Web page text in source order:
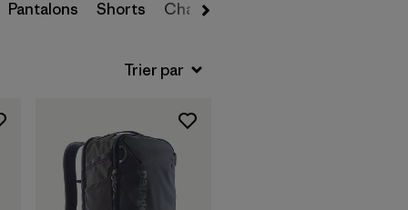
Pantalons Shorts Chaussettes et sous-vêtements